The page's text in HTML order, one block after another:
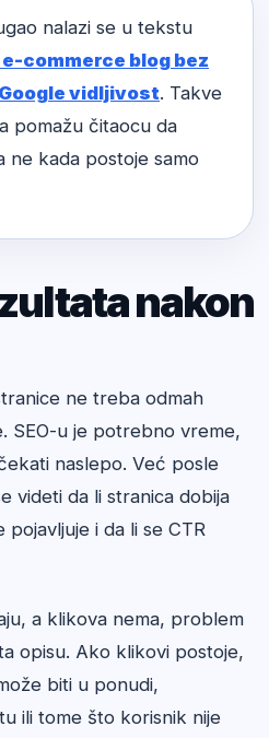
nalazi se u tekstu
commerce blog bez
vidljivost. Takve
pomažu čitaocu da
ne kada postoje samo
nakon
ne treba odmah
SEO-u je potrebno vreme,
naslepo. Već posle
videti da li stranica dobija
i da li se CTR
a klikova nema, problem
opisu. Ako klikovi postoje,
biti u ponudi,
ili tome što korisnik nije